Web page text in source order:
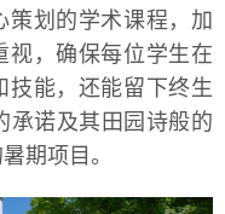
划的学术课程，加
视，确保每位学生在
技能，还能留下终生
承诺及其田园诗般的
期项目。